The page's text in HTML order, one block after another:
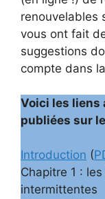
renouvelables
vous ont fait
suggestions
compte dans
Voici les liens
publiées sur
Introduction (
Chapitre 1 :
intermittentes